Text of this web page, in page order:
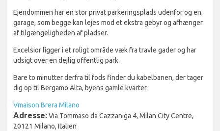
Ejendommen har en stor privat parkeringsplads udenfor og en
garage, som begge kan lejes mod et ekstra gebyr og afhænger
af tilgængeligheden af pladser.
Excelsior ligger i et roligt område væk fra travle gader og har
udsigt over en dejlig offentlig park.
Bare to minutter derfra til fods finder du kabelbanen, der tager
dig op til Bergamo Alta, byens gamle kvarter.
Vmaison Brera Milano
Adresse:Via Tommaso da Cazzaniga 4, Milan City Centre,
20121 Milano, Italien